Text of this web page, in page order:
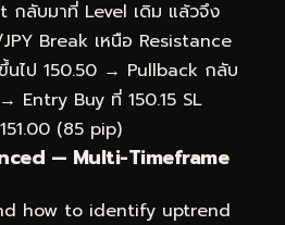
กลับมาที่ Level เดิม แล้วจึง
Break เหนือ Resistance
นไป 150.50 → Pullback กลับ
Entry Buy ที่ 150.15 SL
(85 pip)
— Multi-Timeframe
how to identify uptrend